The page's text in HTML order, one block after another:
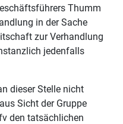
Thumm
in der Sache
zur Verhandlung
jedenfalls
dieser Stelle nicht
Sicht der Gruppe
den tatsächlichen